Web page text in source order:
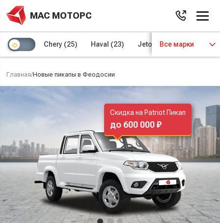
МАС МОТОРС
Chery (25) Haval (23) Jetour (8) Kaiyi (4)
Все марки
Главная/Новые пикапы в Феодосии
Скидка на Patriot Пикап
до 600 000 ₽